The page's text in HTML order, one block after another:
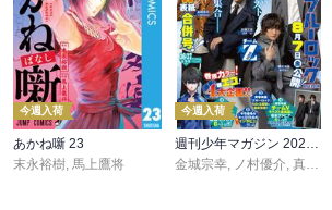
今週入荷
あかね噺 23
末永裕樹, 馬上鷹将
今週入荷
週刊少年マガジン 2026年36・37号[2026年8月5日発売]
金城宗幸, ノ村優介, 真島ヒロ